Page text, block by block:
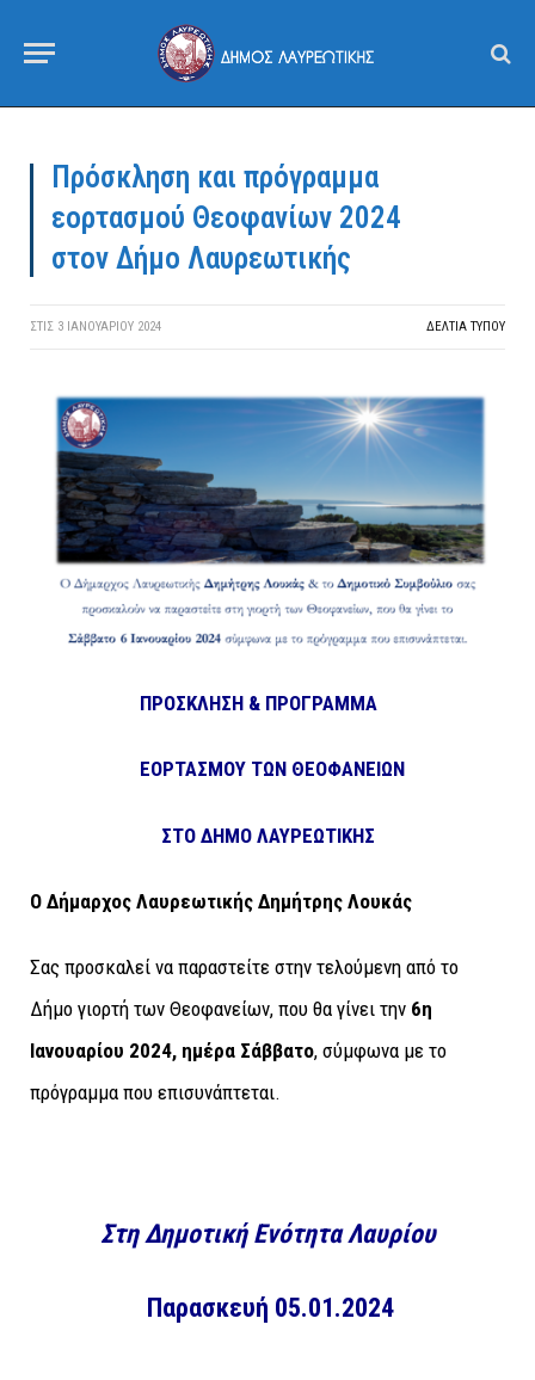
Πρόσκληση και πρόγραμμα
εορτασμού Θεοφανίων 2024
στον Δήμο Λαυρεωτικής
ΣΤΙΣ 3 ΙΑΝΟΥΑΡΊΟΥ 2024 ΔΕΛΤΙΑ ΤΥΠΟΥ
ΠΡΟΣΚΛΗΣΗ & ΠΡΟΓΡΑΜΜΑ
ΕΟΡΤΑΣΜΟΥ ΤΩΝ ΘΕΟΦΑΝΕΙΩΝ
ΣΤΟ ΔΗΜΟ ΛΑΥΡΕΩΤΙΚΗΣ
Ο Δήμαρχος Λαυρεωτικής Δημήτρης Λουκάς
Σας προσκαλεί να παραστείτε στην τελούμενη από το
Δήμο γιορτή των Θεοφανείων, που θα γίνει την 6η
Ιανουαρίου 2024, ημέρα Σάββατο, σύμφωνα με το
πρόγραμμα που επισυνάπτεται.
Στη Δημοτική Ενότητα Λαυρίου
Παρασκευή 05.01.2024